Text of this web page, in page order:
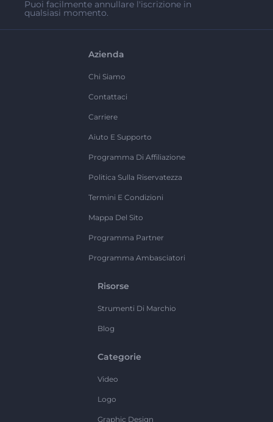
Puoi facilmente annullare l'iscrizione in
qualsiasi momento.
Azienda
Chi Siamo
Contattaci
Carriere
Aiuto E Supporto
Programma Di Affiliazione
Politica Sulla Riservatezza
Termini E Condizioni
Mappa Del Sito
Programma Partner
Programma Ambasciatori
Risorse
Strumenti Di Marchio
Blog
Categorie
Video
Logo
Graphic Design